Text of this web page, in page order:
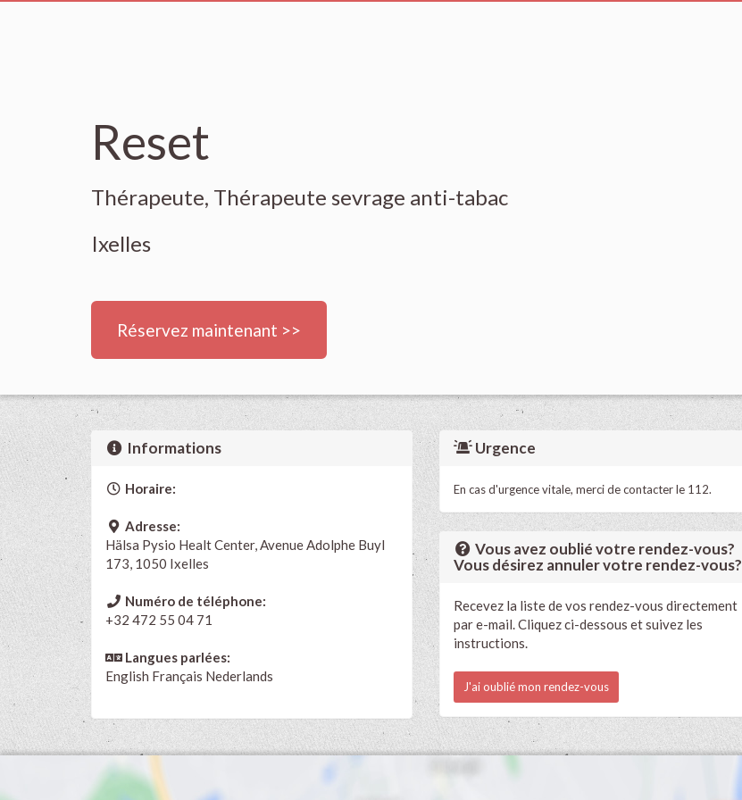
Reset
Thérapeute, Thérapeute sevrage anti-tabac
Ixelles
Réservez maintenant >>
Informations
Horaire:
Adresse:
Hälsa Pysio Healt Center, Avenue Adolphe Buyl
173, 1050 Ixelles
Numéro de téléphone:
+32 472 55 04 71
Langues parlées:
English Français Nederlands
Urgence
En cas d'urgence vitale, merci de contacter le 112.
Vous avez oublié votre rendez-vous?
Vous désirez annuler votre rendez-vous?
Recevez la liste de vos rendez-vous directement
par e-mail. Cliquez ci-dessous et suivez les
instructions.
J'ai oublié mon rendez-vous